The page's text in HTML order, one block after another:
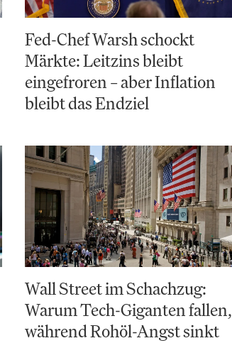
Fed-Chef Warsh schockt
Märkte: Leitzins bleibt
eingefroren – aber Inflation
bleibt das Endziel
Wall Street im Schachzug:
Warum Tech-Giganten fallen,
während Rohöl-Angst sinkt